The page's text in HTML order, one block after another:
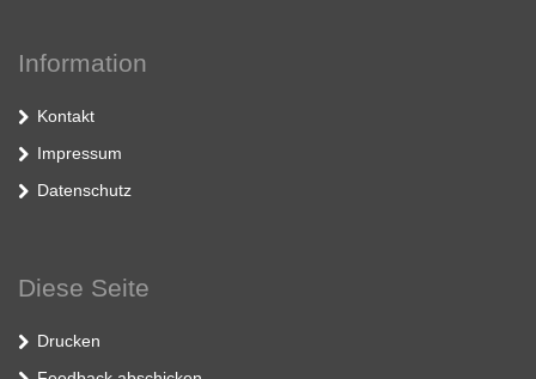
Information
Kontakt
Impressum
Datenschutz
Diese Seite
Drucken